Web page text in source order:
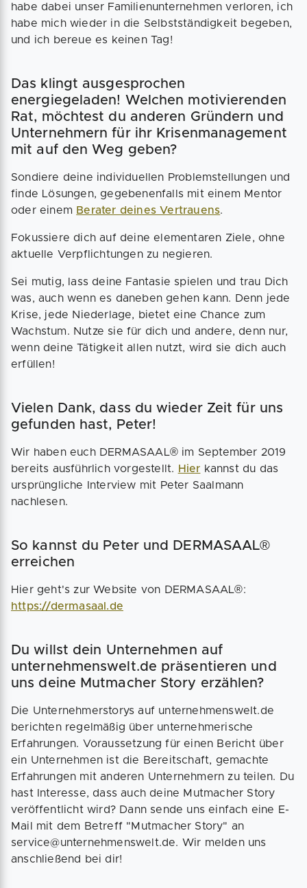
habe dabei unser Familienunternehmen verloren, ich
habe mich wieder in die Selbstständigkeit begeben,
und ich bereue es keinen Tag!
Das klingt ausgesprochen
energiegeladen! Welchen motivierenden
Rat, möchtest du anderen Gründern und
Unternehmern für ihr Krisenmanagement
mit auf den Weg geben?
Sondiere deine individuellen Problemstellungen und
finde Lösungen, gegebenenfalls mit einem Mentor
oder einem Berater deines Vertrauens.
Fokussiere dich auf deine elementaren Ziele, ohne
aktuelle Verpflichtungen zu negieren.
Sei mutig, lass deine Fantasie spielen und trau Dich
was, auch wenn es daneben gehen kann. Denn jede
Krise, jede Niederlage, bietet eine Chance zum
Wachstum. Nutze sie für dich und andere, denn nur,
wenn deine Tätigkeit allen nutzt, wird sie dich auch
erfüllen!
Vielen Dank, dass du wieder Zeit für uns
gefunden hast, Peter!
Wir haben euch DERMASAAL® im September 2019
bereits ausführlich vorgestellt. Hier kannst du das
ursprüngliche Interview mit Peter Saalmann
nachlesen.
So kannst du Peter und DERMASAAL®
erreichen
Hier geht's zur Website von DERMASAAL®:
https://dermasaal.de
Du willst dein Unternehmen auf
unternehmenswelt.de präsentieren und
uns deine Mutmacher Story erzählen?
Die Unternehmerstorys auf unternehmenswelt.de
berichten regelmäßig über unternehmerische
Erfahrungen. Voraussetzung für einen Bericht über
ein Unternehmen ist die Bereitschaft, gemachte
Erfahrungen mit anderen Unternehmern zu teilen. Du
hast Interesse, dass auch deine Mutmacher Story
veröffentlicht wird? Dann sende uns einfach eine E-
Mail mit dem Betreff "Mutmacher Story" an
service@unternehmenswelt.de. Wir melden uns
anschließend bei dir!